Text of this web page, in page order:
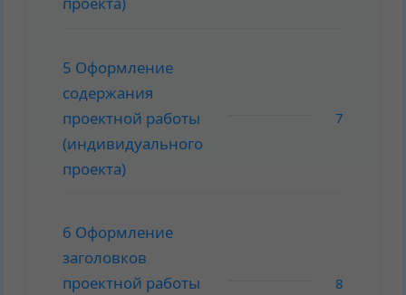
5 Оформление
содержания
проектной работы
(индивидуального
проекта)
7
6 Оформление
заголовков
проектной работы
8